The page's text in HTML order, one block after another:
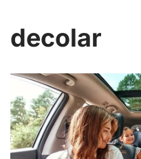
decolar